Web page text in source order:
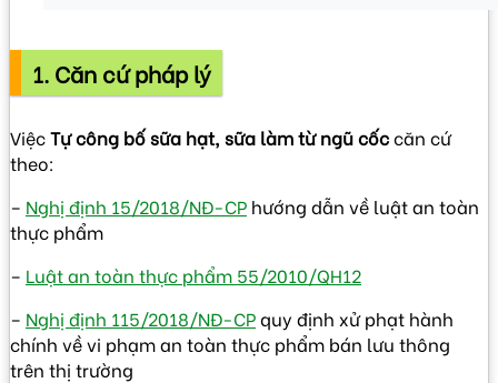
1. Căn cứ pháp lý
ViệcTự công bố sữa hạt, sữa làm từ ngũ cốccăn cứ
theo:
– Nghị định 15/2018/NĐ-CP hướng dẫn về luật an toàn
thực phẩm
– Luật an toàn thực phẩm 55/2010/QH12
– Nghị định 115/2018/NĐ-CPquy định xử phạt hành
chính về vi phạm an toàn thực phẩm bán lưu thông
trên thị trường